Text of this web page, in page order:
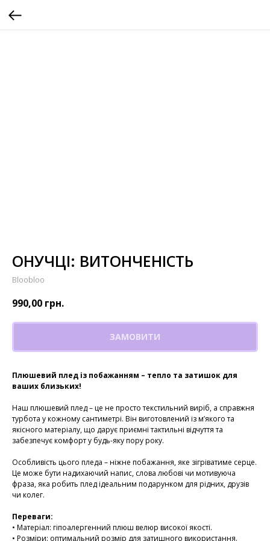
ОНУЧЦІ: ВИТОНЧЕНІСТЬ
Bloobloo
990,00 грн.
ЗАМОВИТИ
Плюшевий плед із побажанням – тепло та затишок для
ваших близьких!
Наш плюшевий плед – це не просто текстильний виріб, а справжня
турбота у кожному сантиметрі. Він виготовлений із м’якого та
якісного матеріалу, що дарує приємні тактильні відчуття та
забезпечує комфорт у будь-яку пору року.
Особливість цього пледа – ніжне побажання, яке зігріватиме серце.
Це може бути надихаючий напис, слова любові чи мотивуюча
фраза, яка робить плед ідеальним подарунком для рідних, друзів
чи колег.
Переваги:
• Матеріал: гіпоалергенний плюш велюр високої якості.
• Розміри: оптимальний розмір для затишного використання.